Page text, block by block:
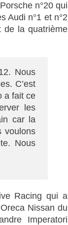
n°20 qui
Audi n°1 et n°2
de la quatrième
Nous
C’est
a fait ce
les
car la
voulons
Nous
Racing qui a
Nissan du
Imperatori